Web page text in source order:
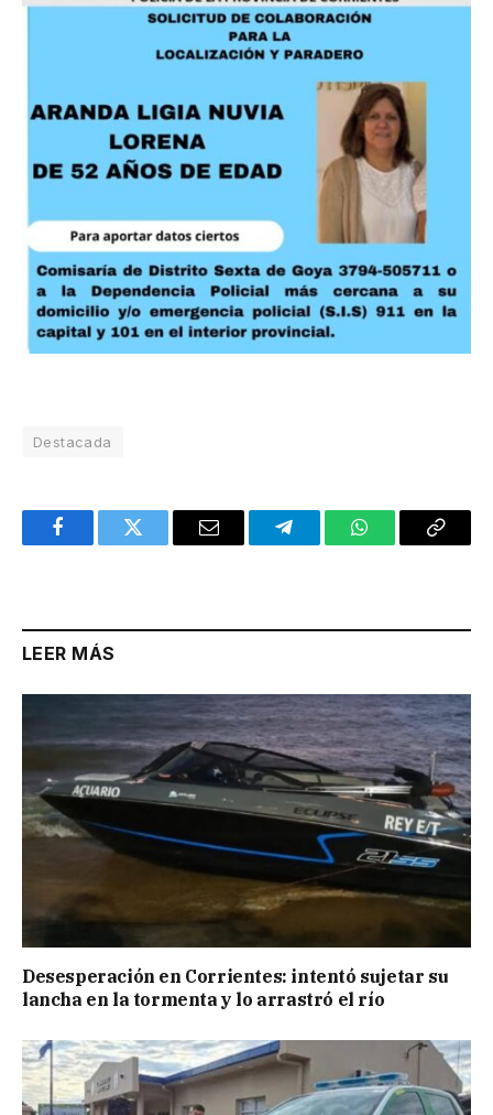
Destacada
FacebookTwitter Email TelegramWhatsAppCopy
LEER MÁS
Desesperación en Corrientes: intentó sujetar su
lancha en la tormenta y lo arrastró el río